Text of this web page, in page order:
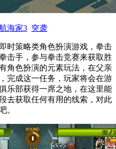
海家3 突袭
时策略类角色扮演游戏，拳击
击手，参与拳击竞赛来获取胜
角色扮演的元素玩法，在父亲
完成这一任务，玩家将会在游
乐部获得一席之地，在这里能
去获取任何有用的线索，对此
。